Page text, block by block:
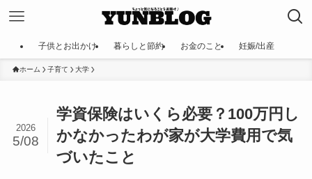
子供とお出かけ 暮らしと節約 お金のこと 妊娠/出産
ホーム 子育て 大学
学資保険はいくら必要？100万円し
かなかったわが家が大学費用で気
づいたこと
2026
5/08